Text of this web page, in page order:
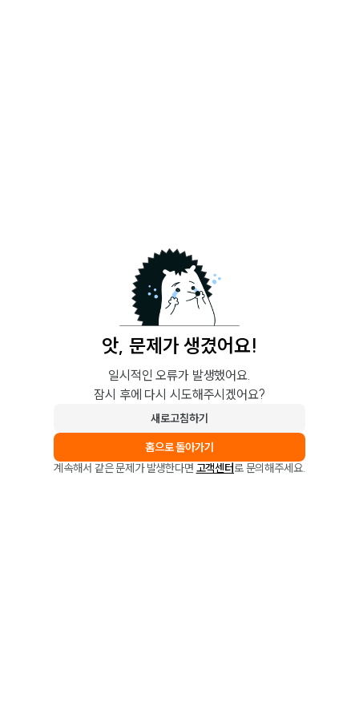
앗, 문제가 생겼어요!
일시적인 오류가 발생했어요.
잠시 후에 다시 시도해주시겠어요?
새로고침하기
홈으로 돌아가기
계속해서 같은 문제가 발생한다면 고객센터로 문의해주세요.